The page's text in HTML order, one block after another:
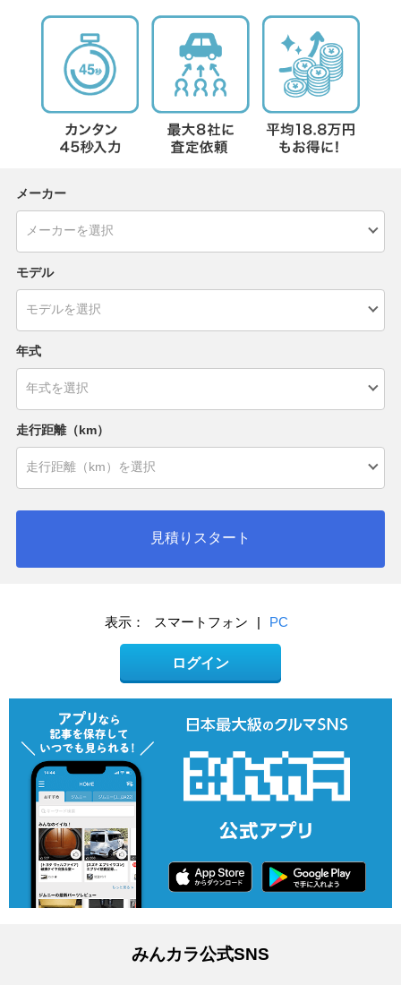
メーカー
モデル
年式
走行距離（km）
見積りスタート
表示： スマートフォン | PC
ログイン
みんカラ公式SNS